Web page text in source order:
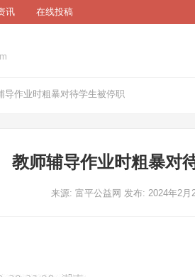
讯 在线投稿
导作业时粗暴对待学生被停职
教师辅导作业时粗暴对
来源: 富平公益网 发布: 2024年2月